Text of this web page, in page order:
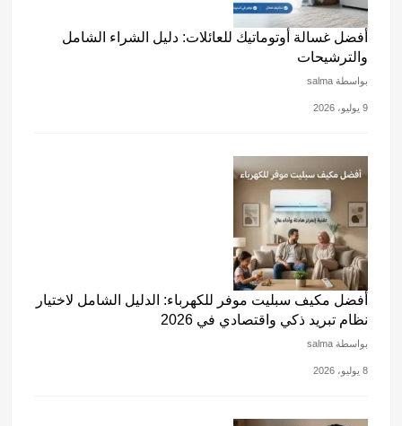
أفضل غسالة أوتوماتيك للعائلات: دليل الشراء الشامل
والترشيحات
بواسطة salma
9 يوليو، 2026
أفضل مكيف سبليت موفر للكهرباء: الدليل الشامل لاختيار
نظام تبريد ذكي واقتصادي في 2026
بواسطة salma
8 يوليو، 2026